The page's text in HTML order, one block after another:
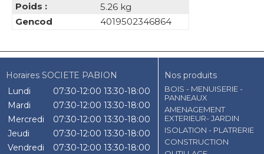
Poids :
5.26 kg
Gencod
4019502346864
Horaires SOCIETE PABION
Lundi
07:30-12:00 13:30-18:00
Mardi
07:30-12:00 13:30-18:00
Mercredi
07:30-12:00 13:30-18:00
Jeudi
07:30-12:00 13:30-18:00
Vendredi
07:30-12:00 13:30-18:00
Nos produits
BOIS - MENUISERIE -
PANNEAUX
AMENAGEMENT
EXTERIEUR- JARDIN
ISOLATION - PLATRERIE
CONSTRUCTION